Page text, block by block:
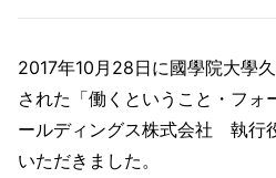
2017年10月28日に國學院大學
された「働くということ・フォ
ールディングス株式会社 執行
いただきました。